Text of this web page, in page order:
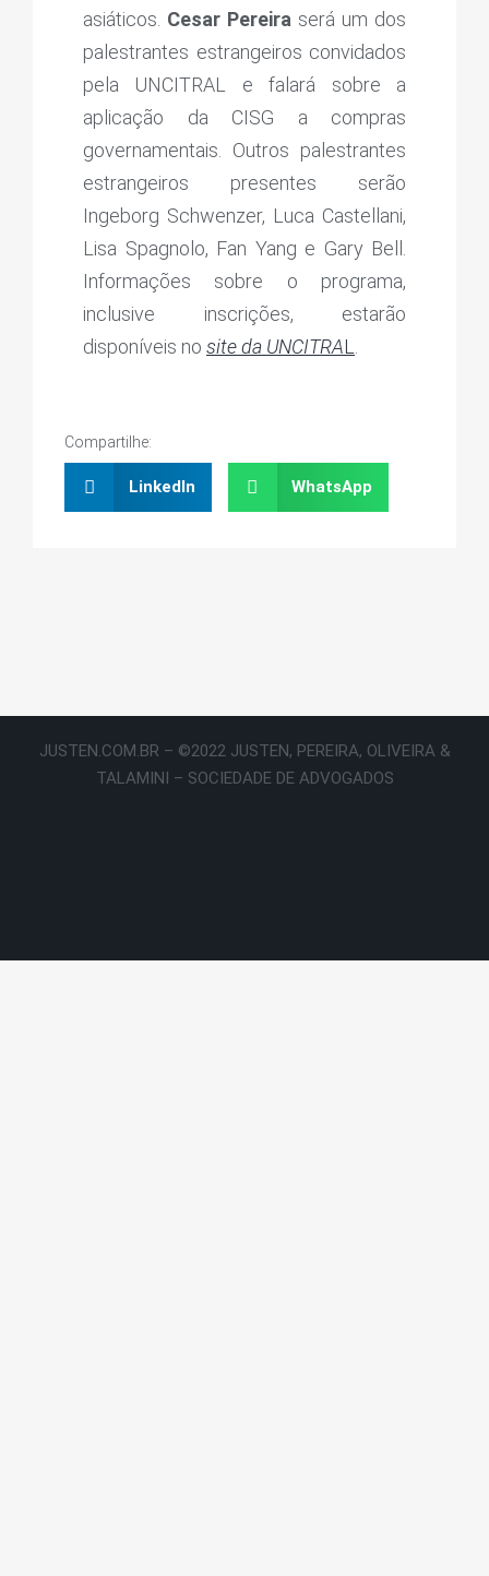
asiáticos. Cesar Pereira será um dos
palestrantes estrangeiros convidados
pela UNCITRAL e falará sobre a
aplicação da CISG a compras
governamentais. Outros palestrantes
estrangeiros presentes serão
Ingeborg Schwenzer, Luca Castellani,
Lisa Spagnolo, Fan Yang e Gary Bell.
Informações sobre o programa,
inclusive inscrições, estarão
disponíveis no site da UNCITRAL.
Compartilhe:
LinkedIn WhatsApp
JUSTEN.COM.BR – ©2022 JUSTEN, PEREIRA, OLIVEIRA &
TALAMINI – SOCIEDADE DE ADVOGADOS